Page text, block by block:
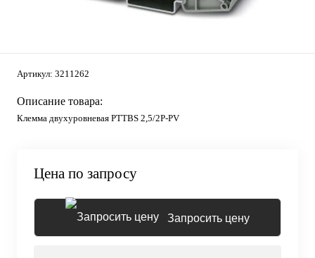
Артикул: 3211262
Описание товара:
Клемма двухуровневая PTTBS 2,5/2P-PV
Цена по запросу
Запросить цену